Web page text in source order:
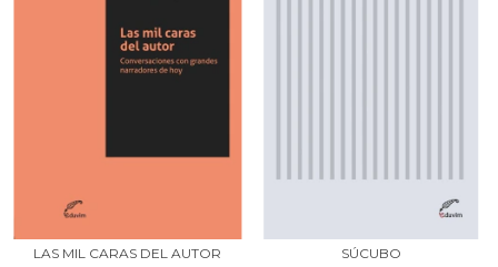
LAS MIL CARAS DEL AUTOR SÚCUBO